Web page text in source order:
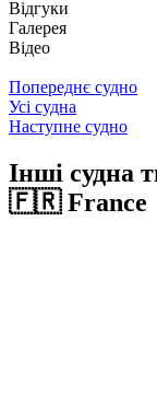
Відгуки
Галерея
Відео
Попереднє судно
Усі судна
Наступне судно
Інші судна
🇫🇷 France